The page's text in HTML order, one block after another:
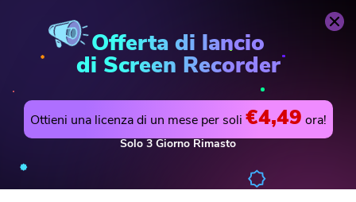
Offerta di lancio
di Screen Recorder
Ottieni una licenza di un mese per soli €4,49 ora!
Solo3 GiornoRimasto
Cleanup